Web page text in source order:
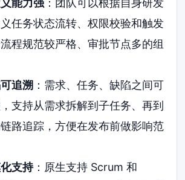
能力强：团队可以根据自身研发
任务状态流转、权限校验和触发
程规范较严格、审批节点多的组
追溯：需求、任务、缺陷之间可
支持从需求拆解到子任务、再到
路追踪，方便在发布前做影响范
支持：原生支持 Scrum 和